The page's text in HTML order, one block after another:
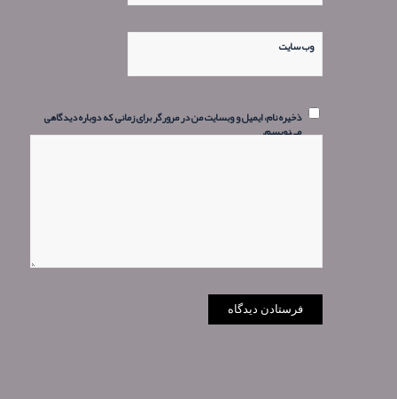
وب‌ سایت
ذخیره نام، ایمیل و وبسایت من در مرورگر برای زمانی که دوباره دیدگاهی
می‌نویسم.